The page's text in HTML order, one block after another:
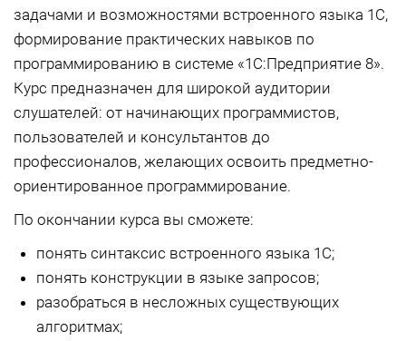
задачами и возможностями встроенного языка 1С,
формирование практических навыков по
программированию в системе «1С:Предприятие 8».
Курс предназначен для широкой аудитории
слушателей: от начинающих программистов,
пользователей и консультантов до
профессионалов, желающих освоить предметно-
ориентированное программирование.
По окончании курса вы сможете:
понять синтаксис встроенного языка 1С;
понять конструкции в языке запросов;
разобраться в несложных существующих
алгоритмах;